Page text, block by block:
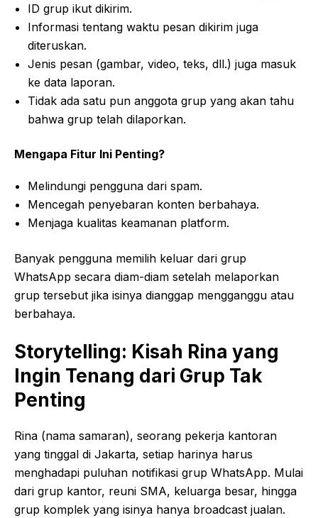
ID grup ikut dikirim.
Informasi tentang waktu pesan dikirim juga
diteruskan.
Jenis pesan (gambar, video, teks, dll.) juga masuk
ke data laporan.
Tidak ada satu pun anggota grup yang akan tahu
bahwa grup telah dilaporkan.
Mengapa Fitur Ini Penting?
Melindungi pengguna dari spam.
Mencegah penyebaran konten berbahaya.
Menjaga kualitas keamanan platform.
Banyak pengguna memilih keluar dari grup
WhatsApp secara diam-diam setelah melaporkan
grup tersebut jika isinya dianggap mengganggu atau
berbahaya.
Storytelling: Kisah Rina yang
Ingin Tenang dari Grup Tak
Penting
Rina (nama samaran), seorang pekerja kantoran
yang tinggal di Jakarta, setiap harinya harus
menghadapi puluhan notifikasi grup WhatsApp. Mulai
dari grup kantor, reuni SMA, keluarga besar, hingga
grup komplek yang isinya hanya broadcast jualan.